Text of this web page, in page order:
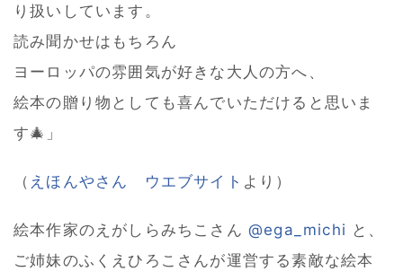
り扱いしています。
読み聞かせはもちろん
ヨーロッパの雰囲気が好きな大人の方へ、
絵本の贈り物としても喜んでいただけると思いま
す🎄」
（ えほんやさん ウエブサイト より）
絵本作家のえがしらみちこさん @ega_michi と、
ご姉妹のふくえひろこさんが運営する素敵な絵本